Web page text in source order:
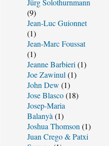
Jürg Solothurnmann
(9)
Jean-Luc Guionnet
(1)
Jean-Marc Foussat
(1)
Jeanne Barbieri (1)
Joe Zawinul (1)
John Dew (1)
Jose Blasco(18)
Josep-Maria
Balanyà (1)
Joshua Thomson (1)
Juan Crego & Patxi